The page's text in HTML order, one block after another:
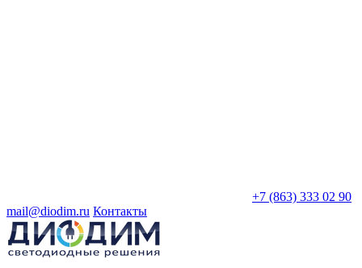
+7 (863) 333 02 90
mail@diodim.ru Контакты